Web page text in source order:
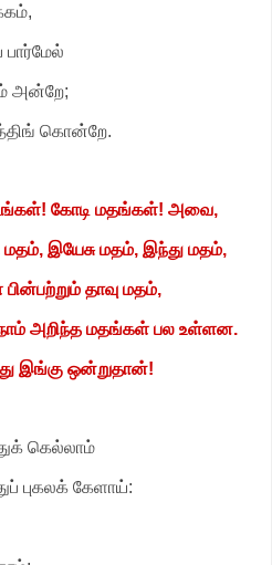
அன்றே;
கொன்றே.
கோடி மதங்கள்! அவை,
இயேசு மதம், இந்து மதம்,
தாவு மதம்,
அறிந்த மதங்கள் பல உள்ளன.
இங்கு ஒன்றுதான்!
கெல்லாம்
புகலக் கேளாய்: